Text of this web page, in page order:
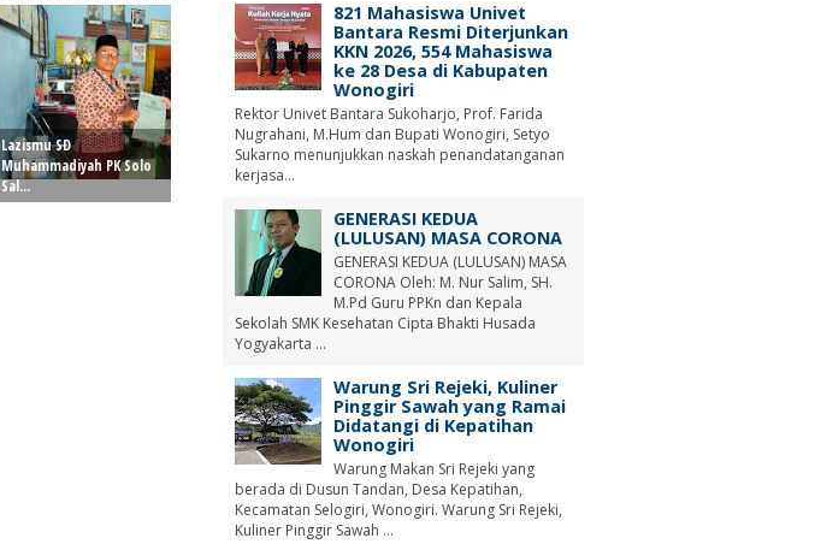
Lazismu SD
Muhammadiyah PK Solo
Sal...
821 Mahasiswa Univet
Bantara Resmi Diterjunkan
KKN 2026, 554 Mahasiswa
ke 28 Desa di Kabupaten
Wonogiri
Rektor Univet Bantara Sukoharjo, Prof. Farida
Nugrahani, M.Hum dan Bupati Wonogiri, Setyo
Sukarno menunjukkan naskah penandatanganan
kerjasa...
GENERASI KEDUA
(LULUSAN) MASA CORONA
GENERASI KEDUA (LULUSAN) MASA
CORONA Oleh: M. Nur Salim, SH.
M.Pd Guru PPKn dan Kepala
Sekolah SMK Kesehatan Cipta Bhakti Husada
Yogyakarta ...
Warung Sri Rejeki, Kuliner
Pinggir Sawah yang Ramai
Didatangi di Kepatihan
Wonogiri
Warung Makan Sri Rejeki yang
berada di Dusun Tandan, Desa Kepatihan,
Kecamatan Selogiri, Wonogiri. Warung Sri Rejeki,
Kuliner Pinggir Sawah ...